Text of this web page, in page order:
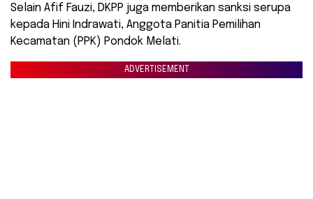
Selain Afif Fauzi, DKPP juga memberikan sanksi serupa
kepada Hini Indrawati, Anggota Panitia Pemilihan
Kecamatan (PPK) Pondok Melati.
ADVERTISEMENT